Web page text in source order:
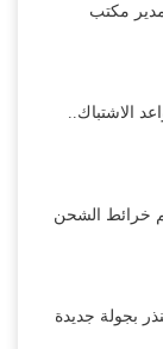
مكتب
الاشتباك..
خرائط الشحن
بجولة جديدة